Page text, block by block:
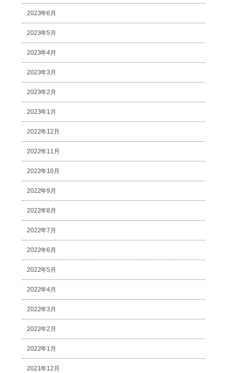
2023年6月
2023年5月
2023年4月
2023年3月
2023年2月
2023年1月
2022年12月
2022年11月
2022年10月
2022年9月
2022年8月
2022年7月
2022年6月
2022年5月
2022年4月
2022年3月
2022年2月
2022年1月
2021年12月